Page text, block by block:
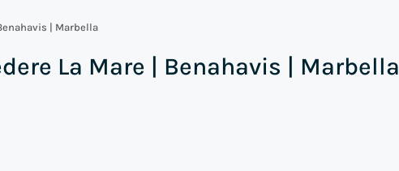
| Marbella
La Mare | Benahavis | Marbella